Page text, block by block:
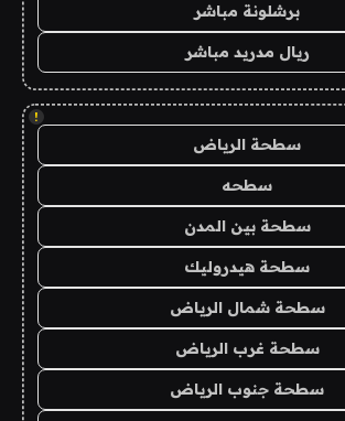
برشلونة مباشر
ريال مدريد مباشر
!
سطحة الرياض
سطحه
سطحة بين المدن
سطحة هيدروليك
سطحة شمال الرياض
سطحة غرب الرياض
سطحة جنوب الرياض